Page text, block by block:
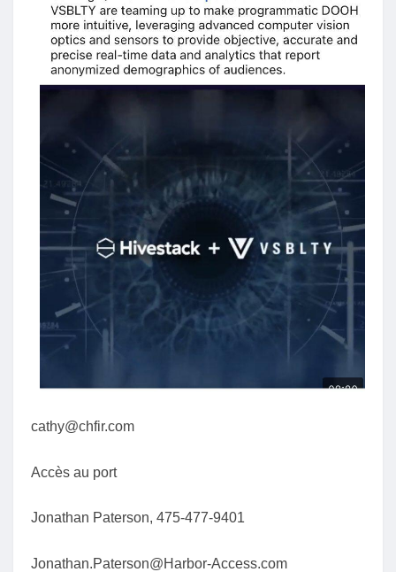
cathy@chfir.com
Accès au port
Jonathan Paterson, 475-477-9401
Jonathan.Paterson@Harbor-Access.com